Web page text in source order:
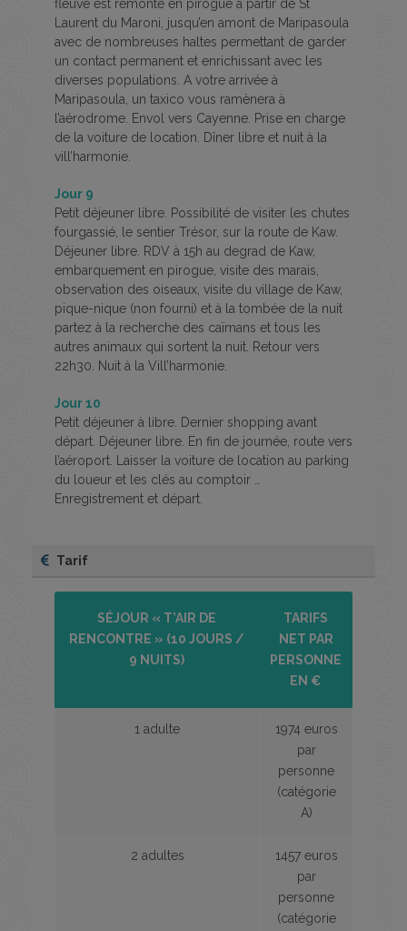
fleuve est remonté en pirogue à partir de St
Laurent du Maroni, jusqu’en amont de Maripasoula
avec de nombreuses haltes permettant de garder
un contact permanent et enrichissant avec les
diverses populations. A votre arrivée à
Maripasoula, un taxico vous ramènera à
l’aérodrome. Envol vers Cayenne. Prise en charge
de la voiture de location. Dîner libre et nuit à la
vill’harmonie.
Jour 9
Petit déjeuner libre. Possibilité de visiter les chutes
fourgassié, le sentier Trésor, sur la route de Kaw.
Déjeuner libre. RDV à 15h au degrad de Kaw,
embarquement en pirogue, visite des marais,
observation des oiseaux, visite du village de Kaw,
pique-nique (non fourni) et à la tombée de la nuit
partez à la recherche des caïmans et tous les
autres animaux qui sortent la nuit. Retour vers
22h30. Nuit à la Vill’harmonie.
Jour 10
Petit déjeuner à libre. Dernier shopping avant
départ. Déjeuner libre. En fin de journée, route vers
l’aéroport. Laisser la voiture de location au parking
du loueur et les clés au comptoir …
Enregistrement et départ.
Tarif
SÉJOUR « T’AIR DE
RENCONTRE » (10 JOURS /
9 NUITS)
TARIFS
NET PAR
PERSONNE
EN €
1 adulte
1974 euros
par
personne
(catégorie
A)
2 adultes
1457 euros
par
personne
(catégorie